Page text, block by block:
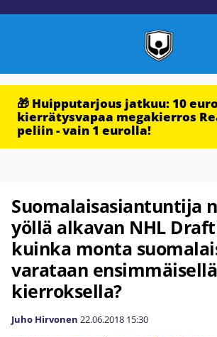
🎁 Huipputarjous jatkuu: 10
kierrätysvapaa megakierros
peliin - vain 1 eurolla!
Suomalaisasiantuntija
yöllä alkavan NHL
kuinka monta
varataan ensimmäisellä
kierroksella?
Juho Hirvonen 22.06.2018 15:30